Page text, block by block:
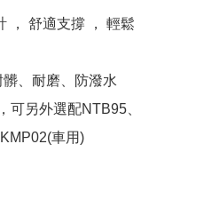
， 舒適支撐 ， 輕鬆
、耐磨、防潑水
可另外選配NTB95、
車用)